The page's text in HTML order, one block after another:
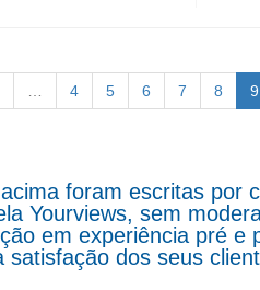
4 5 6 7 8 9
foram escritas por
Yourviews, sem
em experiência pré e
dos seus